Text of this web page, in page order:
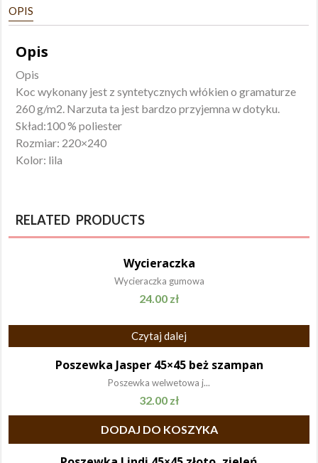
OPIS
Opis
Opis
Koc wykonany jest z syntetycznych włókien o gramaturze
260 g/m2. Narzuta ta jest bardzo przyjemna w dotyku.
Skład:100 % poliester
Rozmiar: 220×240
Kolor: lila
RELATED PRODUCTS
Wycieraczka
Wycieraczka gumowa
24.00 zł
Czytaj dalej
Poszewka Jasper 45×45 beż szampan
Poszewka welwetowa j...
32.00 zł
DODAJ DO KOSZYKA